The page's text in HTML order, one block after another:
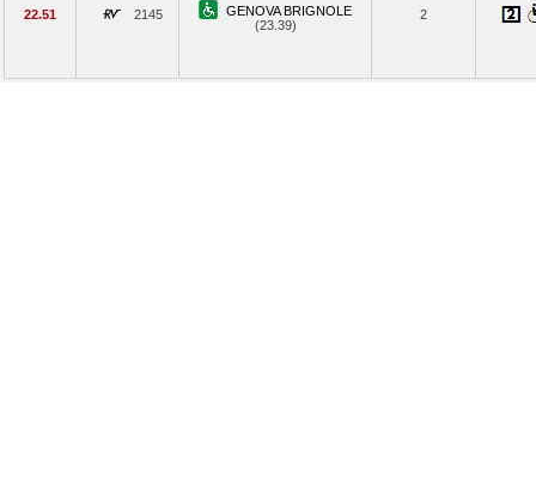
22.51 2145
GENOVA BRIGNOLE
(23.39)
2